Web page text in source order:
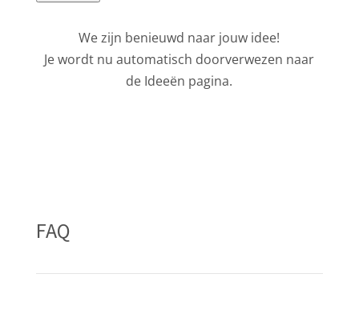
We zijn benieuwd naar jouw idee!
Je wordt nu automatisch doorverwezen naar
de Ideeën pagina.
FAQ